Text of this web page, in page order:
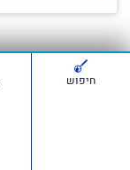
סרטונים:
חיפוש